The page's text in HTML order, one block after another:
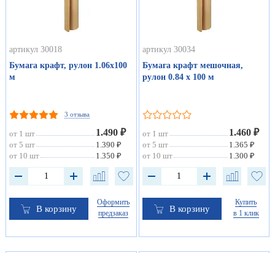
артикул 30018
Бумага крафт, рулон 1.06х100
м
3 отзыва
от 1 шт 1.490 ₽
от 5 шт
1.390 ₽
от 10 шт
1.350 ₽
В корзину
Оформить
предзаказ
артикул 30034
Бумага крафт мешочная,
рулон 0.84 х 100 м
от 1 шт 1.460 ₽
от 5 шт
1.365 ₽
от 10 шт
1.300 ₽
В корзину
Купить
в 1 клик